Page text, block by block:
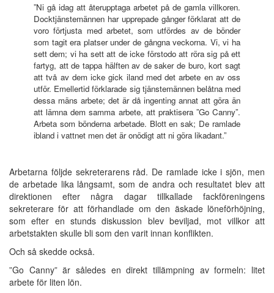
”Ni gå idag att återupptaga arbetet på de gamla villkoren.
Docktjänstemännen har upprepade gånger förklarat att de
voro förtjusta med arbetet, som utfördes av de bönder
som tagit era platser under de gångna veckorna. Vi, vi ha
sett dem; vi ha sett att de icke förstodo att röra sig på ett
fartyg, att de tappa hälften av de saker de buro, kort sagt
att två av dem icke gick iland med det arbete en av oss
utför. Emellertid förklarade sig tjänstemännen belåtna med
dessa mäns arbete; det är då ingenting annat att göra än
att lämna dem samma arbete, att praktisera ”Go Canny”.
Arbeta som bönderna arbetade. Blott en sak; De ramlade
ibland i vattnet men det är onödigt att ni göra likadant.”
Arbetarna följde sekreterarens råd. De ramlade icke i sjön, men
de arbetade lika långsamt, som de andra och resultatet blev att
direktionen efter några dagar tillkallade fackföreningens
sekreterare för att förhandlade om den äskade löneförhöjning,
som efter en stunds diskussion blev beviljad, mot villkor att
arbetstakten skulle bli som den varit innan konflikten.
Och så skedde också.
”Go Canny” är således en direkt tillämpning av formeln: litet
arbete för liten lön.